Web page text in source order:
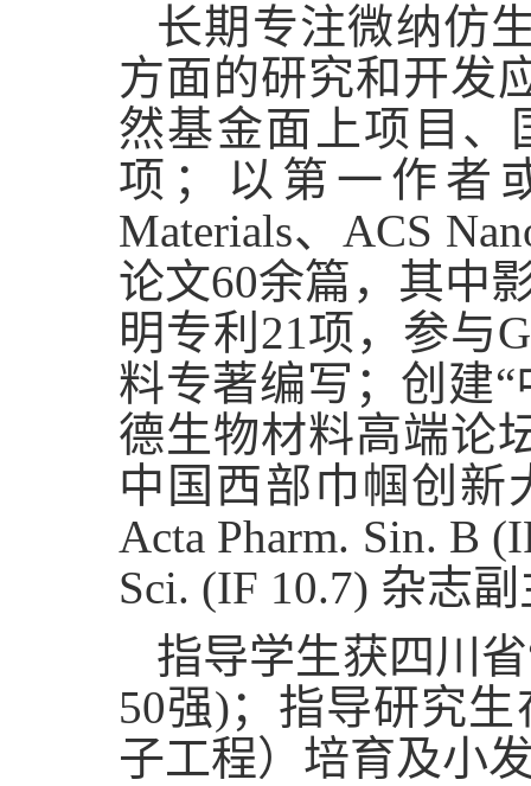
长期专注微纳仿
方面的研究和开发
然基金面上项目、
项；以第一作者或
Materials、ACS
论文60余篇，其中
明专利21项，参与
料专著编写；创建
德生物材料高端论
中国西部巾帼创新
Acta Pharm. Sin. B
Sci. (IF 10.7) 杂志
指导学生获四川
50强)；指导研究
子工程）培育及小